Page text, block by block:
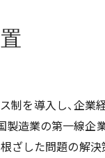
ス制を導入し、企
製造業の第一線企
ざした問題の解